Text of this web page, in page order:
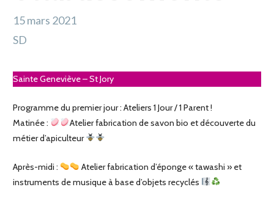
15 mars 2021
SD
Sainte Geneviève – St Jory
Programme du premier jour : Ateliers 1 Jour / 1 Parent !
Matinée :
Atelier fabrication de savon bio et découverte du
métier d’apiculteur
Après-midi :
Atelier fabrication d’éponge « tawashi » et
instruments de musique à base d’objets recyclés